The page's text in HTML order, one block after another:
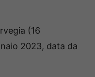
(16
2023, data da